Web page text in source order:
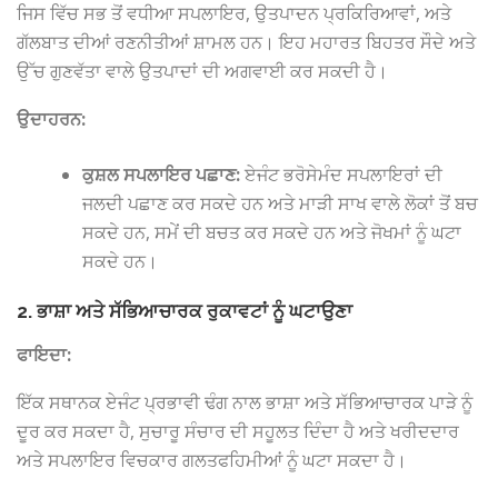
ਜਿਸ ਵਿੱਚ ਸਭ ਤੋਂ ਵਧੀਆ ਸਪਲਾਇਰ, ਉਤਪਾਦਨ ਪ੍ਰਕਿਰਿਆਵਾਂ, ਅਤੇ
ਗੱਲਬਾਤ ਦੀਆਂ ਰਣਨੀਤੀਆਂ ਸ਼ਾਮਲ ਹਨ। ਇਹ ਮਹਾਰਤ ਬਿਹਤਰ ਸੌਦੇ ਅਤੇ
ਉੱਚ ਗੁਣਵੱਤਾ ਵਾਲੇ ਉਤਪਾਦਾਂ ਦੀ ਅਗਵਾਈ ਕਰ ਸਕਦੀ ਹੈ।
ਉਦਾਹਰਨ:
ਕੁਸ਼ਲ ਸਪਲਾਇਰ ਪਛਾਣ:ਏਜੰਟ ਭਰੋਸੇਮੰਦ ਸਪਲਾਇਰਾਂ ਦੀ
ਜਲਦੀ ਪਛਾਣ ਕਰ ਸਕਦੇ ਹਨ ਅਤੇ ਮਾੜੀ ਸਾਖ ਵਾਲੇ ਲੋਕਾਂ ਤੋਂ ਬਚ
ਸਕਦੇ ਹਨ, ਸਮੇਂ ਦੀ ਬਚਤ ਕਰ ਸਕਦੇ ਹਨ ਅਤੇ ਜੋਖਮਾਂ ਨੂੰ ਘਟਾ
ਸਕਦੇ ਹਨ।
2. ਭਾਸ਼ਾ ਅਤੇ ਸੱਭਿਆਚਾਰਕ ਰੁਕਾਵਟਾਂ ਨੂੰ ਘਟਾਉਣਾ
ਫਾਇਦਾ:
ਇੱਕ ਸਥਾਨਕ ਏਜੰਟ ਪ੍ਰਭਾਵੀ ਢੰਗ ਨਾਲ ਭਾਸ਼ਾ ਅਤੇ ਸੱਭਿਆਚਾਰਕ ਪਾੜੇ ਨੂੰ
ਦੂਰ ਕਰ ਸਕਦਾ ਹੈ, ਸੁਚਾਰੂ ਸੰਚਾਰ ਦੀ ਸਹੂਲਤ ਦਿੰਦਾ ਹੈ ਅਤੇ ਖਰੀਦਦਾਰ
ਅਤੇ ਸਪਲਾਇਰ ਵਿਚਕਾਰ ਗਲਤਫਹਿਮੀਆਂ ਨੂੰ ਘਟਾ ਸਕਦਾ ਹੈ।